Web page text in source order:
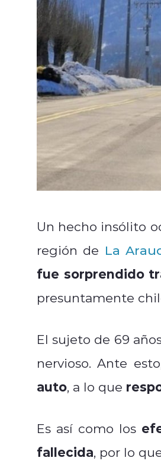
Un hecho insólito
región de La
fue sorprendido
presuntamente
El sujeto de 69
nervioso. Ante
auto, a lo que
Es así como los
fallecida, por lo